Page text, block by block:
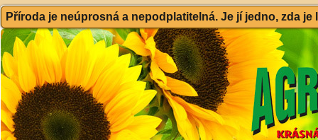
Příroda je neúprosná a nepodplatitelná. Je jí jedno, zda